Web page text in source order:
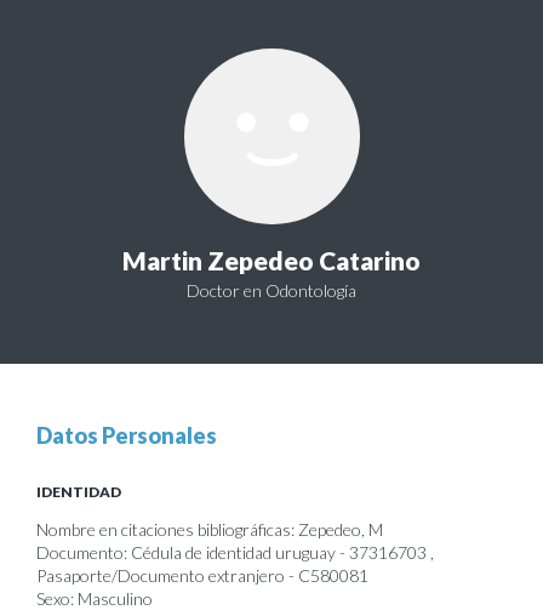
Martin Zepedeo Catarino
Doctor en Odontología
Datos Personales
IDENTIDAD
Nombre en citaciones bibliográficas: Zepedeo, M
Documento: Cédula de identidad uruguay - 37316703 ,
Pasaporte/Documento extranjero - C580081
Sexo: Masculino